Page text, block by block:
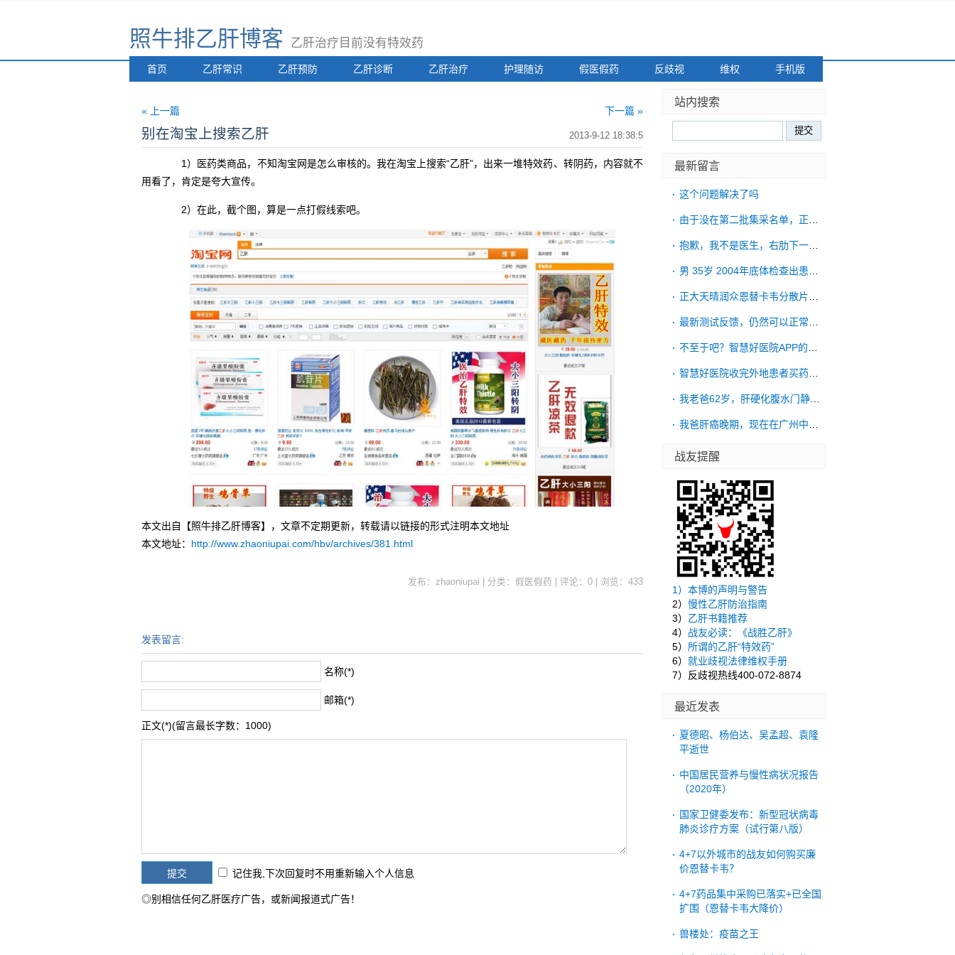
照牛排乙肝博客 乙肝治疗目前没有特效药
首页 乙肝常识 乙肝预防 乙肝诊断 乙肝治疗 护理随访 假医假药 反歧视 维权 手机版
« 上一篇 下一篇 »
2013-9-12 18:38:5
别在淘宝上搜索乙肝
1）医药类商品，不知淘宝网是怎么审核的。我在淘宝上搜索“乙肝”，出来一堆特效药、转阴药，内容就不
用看了，肯定是夸大宣传。
2）在此，截个图，算是一点打假线索吧。
本文出自【照牛排乙肝博客】，文章不定期更新，转载请以链接的形式注明本文地址
本文地址： http://www.zhaoniupai.com/hbv/archives/381.html
发布：zhaoniupai | 分类：假医假药 | 评论：0 | 浏览： 433
发表留言:
名称(*)
邮箱(*)
正文(*)(留言最长字数：1000)
记住我,下次回复时不用重新输入个人信息
◎别相信任何乙肝医疗广告，或新闻报道式广告！
站内搜索
最新留言
这个问题解决了吗
战友提醒
1） 本博的声明与警告
2） 慢性乙肝防治指南
3） 乙肝书籍推荐
4） 战友必读：《战胜乙肝》
5） 所谓的乙肝“特效药”
6） 就业歧视法律维权手册
7）反歧视热线400-072-8874
最近发表
夏德昭、杨伯达、吴孟超、袁隆
平逝世
中国居民营养与慢性病状况报告
（2020年）
国家卫健委发布：新型冠状病毒
肺炎诊疗方案（试行第八版）
4+7以外城市的战友如何购买廉
价恩替卡韦？
4+7药品集中采购已落实+已全国
扩围（恩替卡韦大降价）
兽楼处：疫苗之王